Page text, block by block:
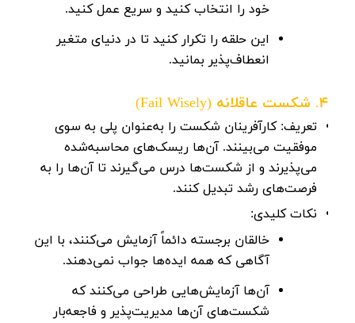
خود را انتخاب کنید و سریع عمل کنید.
این حلقه را تکرار کنید تا در دنیای متغیر
انعطاف‌پذیر بمانید.
4. شکست عاقلانه (Fail Wisely)
تعریف: کارآفرینان شکست را به‌عنوان پلی به سوی
موفقیت می‌بینند. آن‌ها ریسک‌های محاسبه‌شده
می‌پذیرند و از شکست‌ها درس می‌گیرند تا آن‌ها را به
فرصت‌های رشد تبدیل کنند.
نکات کلیدی:
خالقان برجسته دائماً آزمایش می‌کنند، با این
آگاهی که همه ایده‌ها جواب نمی‌دهند.
آن‌ها آزمایش‌هایی طراحی می‌کنند که
شکست‌های آن‌ها مدیریت‌پذیر و فاجعه‌بار